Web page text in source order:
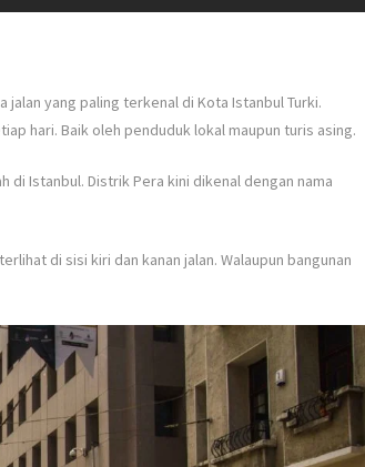
jalan yang paling terkenal di Kota Istanbul Turki.
hari. Baik oleh penduduk lokal maupun turis asing.
Istanbul. Distrik Pera kini dikenal dengan nama
di sisi kiri dan kanan jalan. Walaupun bangunan